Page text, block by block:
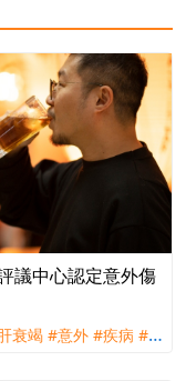
議中心認定意外傷
衰竭 #意外 #疾病 #